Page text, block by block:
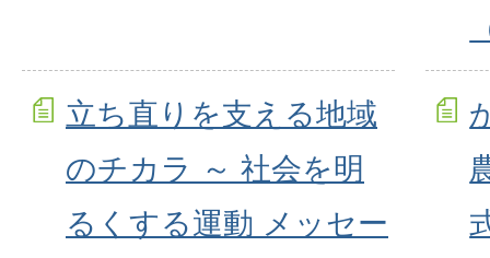
立ち直りを支える地域
のチカラ ～ 社会を明
るくする運動 メッセー